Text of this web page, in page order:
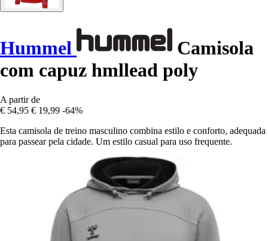
Hummel
Camisola
com capuz hmllead poly
A partir de
€ 54,95 € 19,99 -64%
Esta camisola de treino masculino combina estilo e conforto, adequada
para passear pela cidade. Um estilo casual para uso frequente.